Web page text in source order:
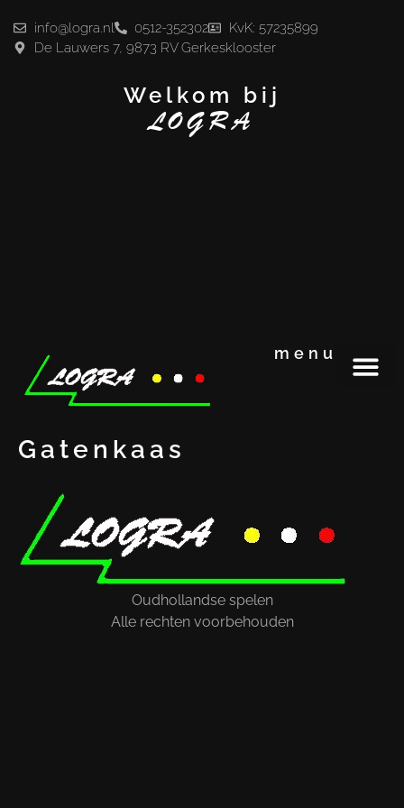
info@logra.nl 0512-352302
KvK: 57235899
De Lauwers 7, 9873 RV Gerkesklooster
Welkom bij
LOGRA
menu
Gatenkaas
Oudhollandse spelen
Alle rechten voorbehouden